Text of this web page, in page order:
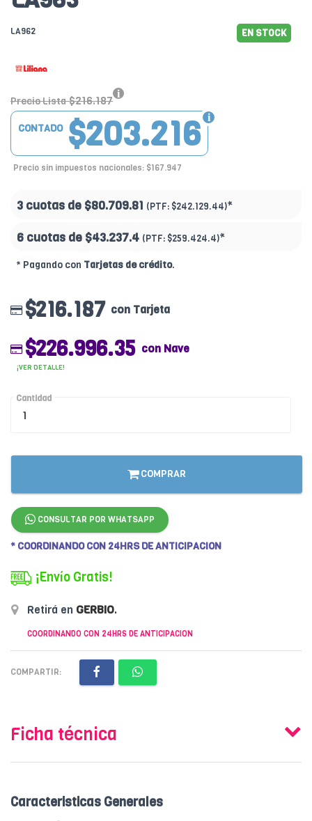
LA962 EN STOCK
Precio Lista $216.187
$203.216
CONTADO
Precio sin impuestos nacionales: $167.947
3 cuotas de $80.709.81 (PTF: $242.129.44)*
6 cuotas de $43.237.4 (PTF: $259.424.4)*
* Pagando con Tarjetas de crédito.
$216.187 con Tarjeta
$226.996.35 con Nave
¡VER DETALLE!
Cantidad
COMPRAR
CONSULTAR POR WHATSAPP
* COORDINANDO CON 24HRS DE ANTICIPACION
¡Envío Gratis!
Retirá en GERBIO.
COORDINANDO CON 24HRS DE ANTICIPACION
COMPARTIR:
Ficha técnica
Caracteristicas Generales